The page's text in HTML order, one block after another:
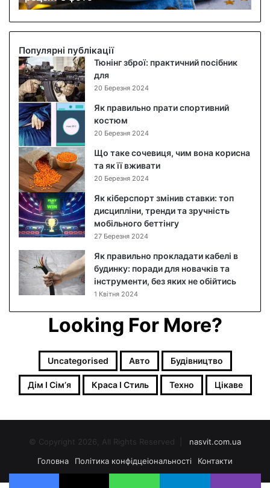
б
о
в
и
й
с
а
л
а
т
:
п
о
к
р
о
к
о
в
и
й
р
е
е
о
Популярні публікації
Тюнінг зброї: практичний посібник
для
20 Березня 2024
Як правильно прати спортивний
костюм
20 Березня 2024
Що таке сочевиця, чим вона корисна
та як її вживати
20 Березня 2024
Як кіберспорт змінив ставки: топ
дисципліни, тренди та зручність
мобільного беттінгу
27 Березня 2024
Як правильно прокладати кабелі в
будинку: поради для новачків та
інструменти, без яких не обійтись
1 Квітня 2024
Looking For More?
Uncategorised Авто Будівництво
Дім І Сімʼя Краса І Стиль Техно Цікаве
© Copyright 2026, All Rights Reserved |
nasvit.com.ua
Головна
Політика конфідцеіональності Контакти